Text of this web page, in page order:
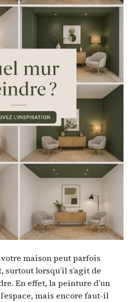
maison peut parfois
surtout lorsqu’il s’agit de
En effet, la peinture d’un
mais encore faut-il